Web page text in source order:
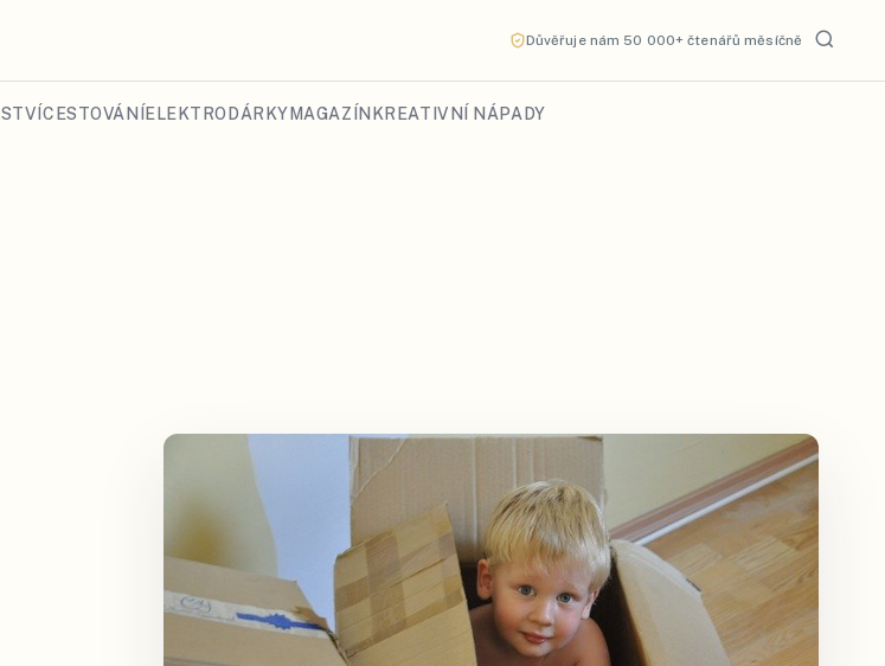
Důvěřuje nám 50 000+ čtenářů měsíčně
CESTOVÁNÍ ELEKTRO DÁRKY MAGAZÍN KREATIVNÍ NÁPADY